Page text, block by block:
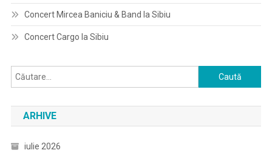
Concert Mircea Baniciu & Band la Sibiu
Concert Cargo la Sibiu
Caută
după:
ARHIVE
iulie 2026